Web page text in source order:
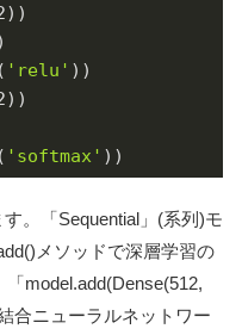
))
'relu' ))
))
'softmax' ))
。「Sequential」(系列)モ
メソッドで深層学習の
model.add(Dense(512,
合ニューラルネットワー